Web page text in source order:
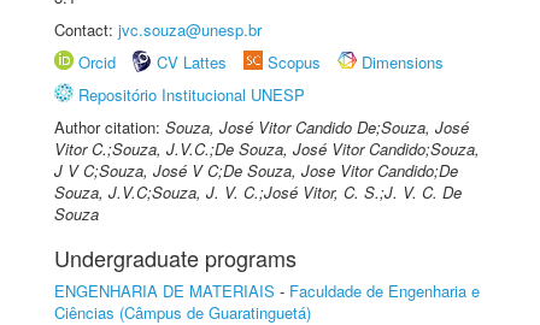
Contact: jvc.souza@unesp.br
Orcid
CV Lattes Scopus
Dimensions
Repositório Institucional UNESP
Author citation: Souza, José Vitor Candido De;Souza, José
Vitor C.;Souza, J.V.C.;De Souza, José Vitor Candido;Souza,
J V C;Souza, José V C;De Souza, Jose Vitor Candido;De
Souza, J.V.C;Souza, J. V. C.;José Vitor, C. S.;J. V. C. De
Souza
Undergraduate programs
ENGENHARIA DE MATERIAIS - Faculdade de Engenharia e
Ciências (Câmpus de Guaratinguetá)